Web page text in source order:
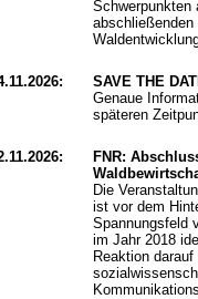
Schwerpunkten
SAVE THE
Genaue
späteren
FNR:
Die
ist vor dem
Spannungsfeld
im Jahr 2018
Reaktion